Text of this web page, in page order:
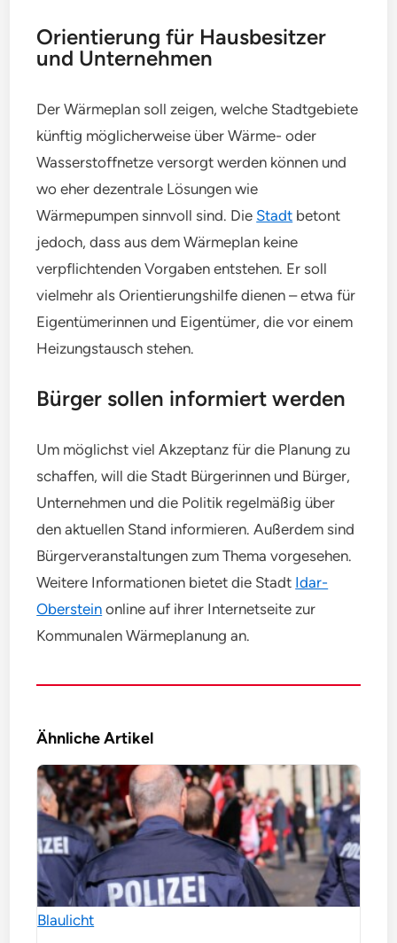
Orientierung für Hausbesitzer
und Unternehmen
Der Wärmeplan soll zeigen, welche Stadtgebiete
künftig möglicherweise über Wärme- oder
Wasserstoffnetze versorgt werden können und
wo eher dezentrale Lösungen wie
Wärmepumpen sinnvoll sind. Die Stadt betont
jedoch, dass aus dem Wärmeplan keine
verpflichtenden Vorgaben entstehen. Er soll
vielmehr als Orientierungshilfe dienen – etwa für
Eigentümerinnen und Eigentümer, die vor einem
Heizungstausch stehen.
Bürger sollen informiert werden
Um möglichst viel Akzeptanz für die Planung zu
schaffen, will die Stadt Bürgerinnen und Bürger,
Unternehmen und die Politik regelmäßig über
den aktuellen Stand informieren. Außerdem sind
Bürgerveranstaltungen zum Thema vorgesehen.
Weitere Informationen bietet die Stadt Idar-
Oberstein online auf ihrer Internetseite zur
Kommunalen Wärmeplanung an.
Ähnliche Artikel
Blaulicht